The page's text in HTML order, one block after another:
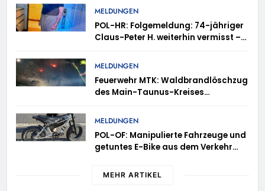
MELDUNGEN
POL-HR: Folgemeldung: 74-jähriger
Claus-Peter H. weiterhin vermisst –
MELDUNGEN
Feuerwehr MTK: Waldbrandlöschzug
des Main-Taunus-Kreises
Rheingau-Taunus-Kreis – Rund 45
schwierigem Gelände die Flanken
des Brandgebietes
MELDUNGEN
POL-OF: Manipulierte Fahrzeuge und
getuntes E-Bike aus dem Verkehr
gleich mehrere Verstöße auf
MEHR ARTIKEL